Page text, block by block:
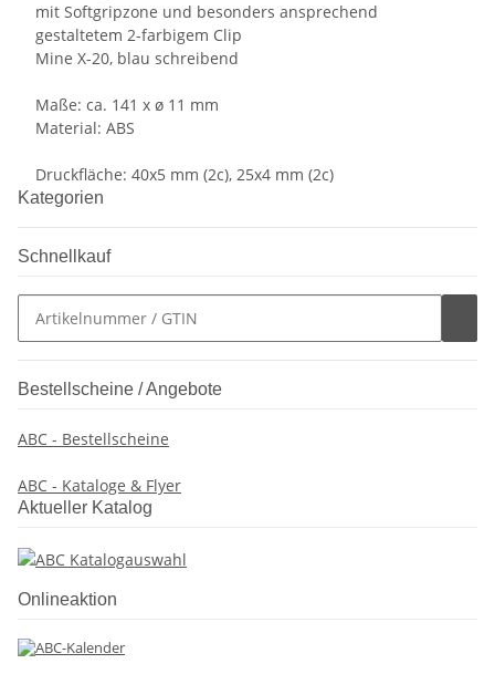
mit Softgripzone und besonders ansprechend
gestaltetem 2-farbigem Clip
Mine X-20, blau schreibend
Maße: ca. 141 x ø 11 mm
Material: ABS
Druckfläche: 40x5 mm (2c), 25x4 mm (2c)
Kategorien
Schnellkauf
Bestellscheine / Angebote
ABC - Bestellscheine
ABC - Kataloge & Flyer
Aktueller Katalog
Onlineaktion